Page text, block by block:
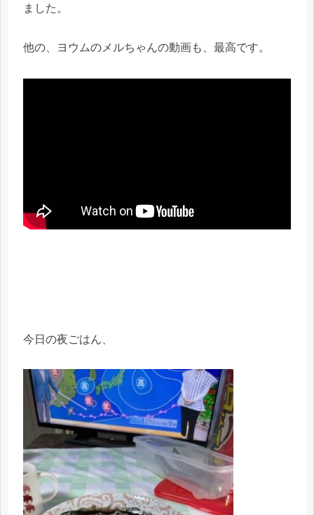
ました。
他の、ヨウムのメルちゃんの動画も、最高です。
今日の夜ごはん、